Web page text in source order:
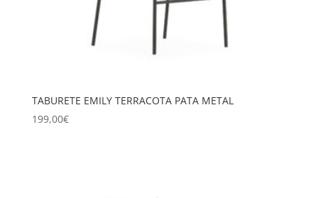
TABURETE EMILY TERRACOTA PATA METAL
199,00€